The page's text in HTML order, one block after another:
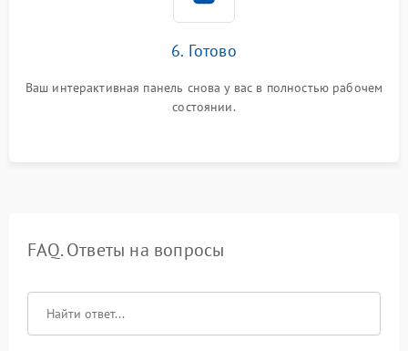
6. Готово
Ваш интерактивная панель снова у вас в полностью рабочем
состоянии.
FAQ. Ответы на вопросы